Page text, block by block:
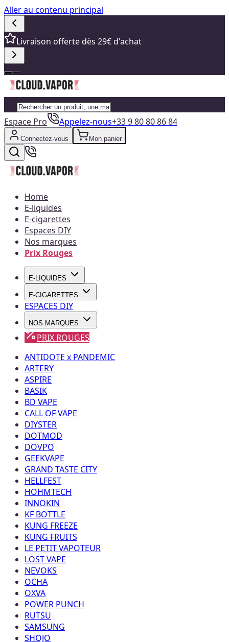
Aller au contenu principal
Livraison offerte dès 29€ d'achat
Espace Pro Appelez-nous+33 9 80 80 86 84
Connectez-vous Mon panier
Home
E-liquides
E-cigarettes
Espaces DIY
Nos marques
Prix Rouges
E-LIQUIDES
E-CIGARETTES
ESPACES DIY
NOS MARQUES
PRIX ROUGES
ANTIDOTE x PANDEMIC
ARTERY
ASPIRE
BASIK
BD VAPE
CALL OF VAPE
DIYSTER
DOTMOD
DOVPO
GEEKVAPE
GRAND TASTE CITY
HELLFEST
HOHMTECH
INNOKIN
KF BOTTLE
KUNG FREEZE
KUNG FRUITS
LE PETIT VAPOTEUR
LOST VAPE
NEVOKS
OCHA
OXVA
POWER PUNCH
RUTSU
SAMSUNG
SHOJO